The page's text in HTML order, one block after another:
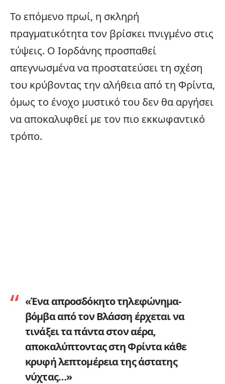
Το επόμενο πρωί, η σκληρή
πραγματικότητα τον βρίσκει πνιγμένο στις
τύψεις. Ο Ιορδάνης προσπαθεί
απεγνωσμένα να προστατεύσει τη σχέση
του κρύβοντας την αλήθεια από τη Φρίντα,
όμως το ένοχο μυστικό του δεν θα αργήσει
να αποκαλυφθεί με τον πιο εκκωφαντικό
τρόπο.
«Ένα απροσδόκητο τηλεφώνημα-
βόμβα από τον Βλάσση έρχεται να
τινάξει τα πάντα στον αέρα,
αποκαλύπτοντας στη Φρίντα κάθε
κρυφή λεπτομέρεια της άστατης
νύχτας…»